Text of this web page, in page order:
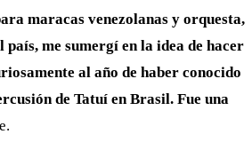
maracas venezolanas y orquesta,
país, me sumergí en la idea de hacer
al año de haber conocido
de Tatuí en Brasil. Fue una